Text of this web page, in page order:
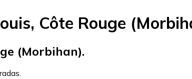
Côte Rouge
(Morbihan).